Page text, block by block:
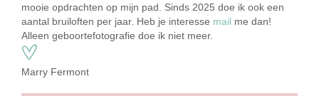
mooie opdrachten op mijn pad. Sinds 2025 doe ik ook een
aantal bruiloften per jaar. Heb je interesse mail me dan!
Alleen geboortefotografie doe ik niet meer.
Marry Fermont